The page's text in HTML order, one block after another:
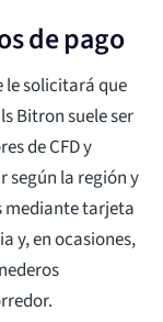
de pago
le solicitará que
Bitron suele ser
de CFD y
según la región y
mediante tarjeta
y, en ocasiones,